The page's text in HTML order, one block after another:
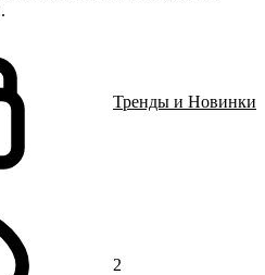
Тренды и Новинки
2